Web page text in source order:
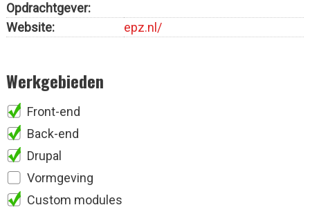
Artikelen
Opdrachtgever:
Website:
epz.nl/
Werkgebieden
Front-end
Back-end
Drupal
Vormgeving
Custom modules